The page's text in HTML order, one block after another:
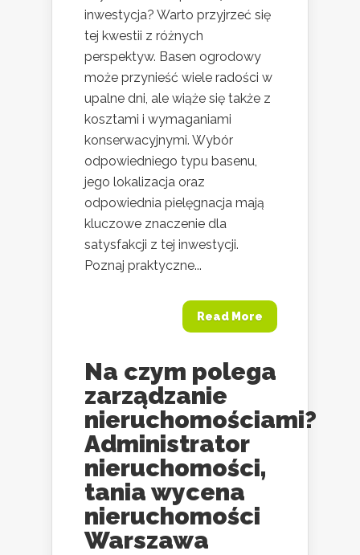
inwestycja? Warto przyjrzeć się
tej kwestii z różnych
perspektyw. Basen ogrodowy
może przynieść wiele radości w
upalne dni, ale wiąże się także z
kosztami i wymaganiami
konserwacyjnymi. Wybór
odpowiedniego typu basenu,
jego lokalizacja oraz
odpowiednia pielęgnacja mają
kluczowe znaczenie dla
satysfakcji z tej inwestycji.
Poznaj praktyczne...
Read More
Na czym polega
zarządzanie
nieruchomościami?
Administrator
nieruchomości,
tania wycena
nieruchomości
Warszawa